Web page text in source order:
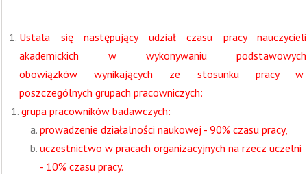
Ustala się następujący udział czasu pracy nauczycieli
akademickich w wykonywaniu podstawowych
obowiązków wynikających ze stosunku pracy w
poszczególnych grupach pracowniczych:
grupa pracowników badawczych:
prowadzenie działalności naukowej - 90% czasu pracy,
uczestnictwo w pracach organizacyjnych na rzecz uczelni
- 10% czasu pracy.